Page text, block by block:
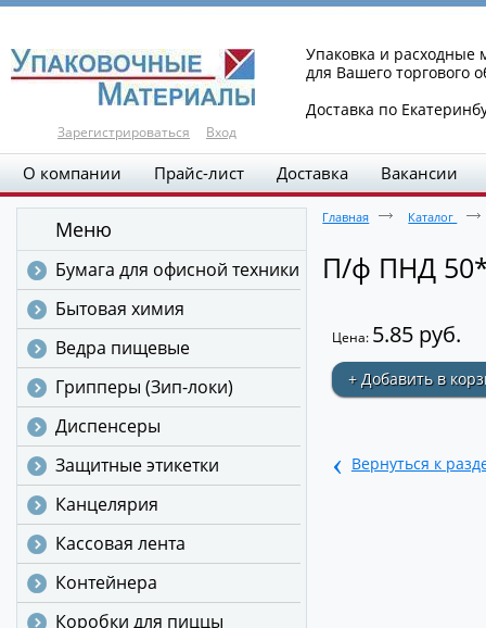
Зарегистрироваться Вход
Упаковка и расходные
для Вашего торгового
Доставка по
О компании Прайс-лист Доставка Вакансии
Меню
Бумага для офисной техники
Бытовая химия
Ведра пищевые
Грипперы (Зип-локи)
Диспенсеры
Защитные этикетки
Канцелярия
Кассовая лента
Контейнера
Коробки для пиццы
Главная Каталог
П/ф ПНД
Цена: 5.85 руб.
+ Добавить в
‹ Вернуться к